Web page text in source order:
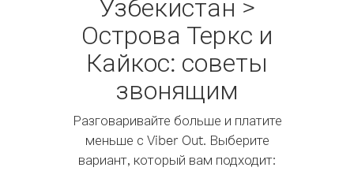
Узбекистан >
Острова Теркс и
Кайкос: советы
звонящим
Разговаривайте больше и платите
меньше с Viber Out. Выберите
вариант, который вам подходит: